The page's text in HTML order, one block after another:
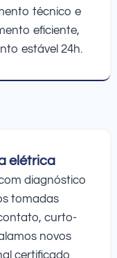
técnico e
eficiente,
estável 24h.
elétrica
diagnóstico
tomadas
curto-
novos
certificado